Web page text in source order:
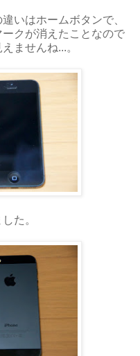
いはホームボタンで、
クが消えたことなので
ませんね...。
た。